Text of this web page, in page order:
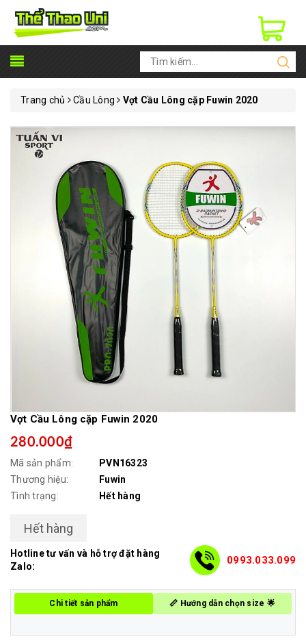
Trang chủ Cầu Lông Vợt Cầu Lông cặp Fuwin 2020
Vợt Cầu Lông cặp Fuwin 2020
280.000₫
Mã sản phẩm:
PVN16323
Thương hiệu:
Fuwin
Tình trạng:
Hết hàng
Hết hàng
Hotline tư vấn và hỗ trợ đặt hàng
Zalo:
0993.033.099
Chi tiết sản phẩm 📏 Hướng dẫn chọn size 🌟